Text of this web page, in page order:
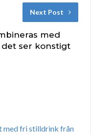
Next Post
med
ser konstigt
med fri stilldrink från